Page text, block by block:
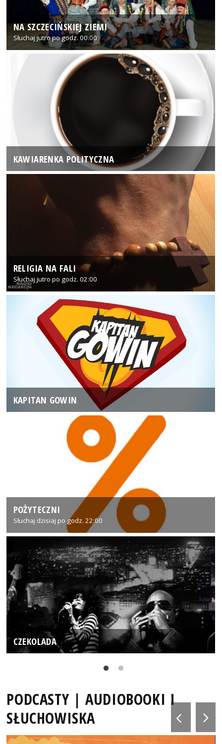
NA SZCZECIŃSKIEJ ZIEMI
Słuchaj jutro po godz. 00:00
KAWIARENKA POLITYCZNA
RELIGIA NA FALI
Słuchaj jutro po godz. 02:00
KAPITAN GOWIN
POŻYTECZNI
Słuchaj dzisiaj po godz. 22:00
CZEKOLADA
PODCASTY | AUDIOBOOKI I
SŁUCHOWISKA